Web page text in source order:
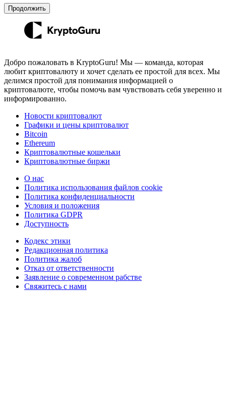
Продолжить
Добро пожаловать в KryptoGuru! Мы — команда, которая
любит криптовалюту и хочет сделать ее простой для всех. Мы
делимся простой для понимания информацией о
криптовалюте, чтобы помочь вам чувствовать себя уверенно и
информированно.
Новости криптовалют
Графики и цены криптовалют
Bitcoin
Ethereum
Криптовалютные кошельки
Криптовалютные биржи
О нас
Политика использования файлов cookie
Политика конфиденциальности
Условия и положения
Политика GDPR
Доступность
Кодекс этики
Редакционная политика
Политика жалоб
Отказ от ответственности
Заявление о современном рабстве
Свяжитесь с нами